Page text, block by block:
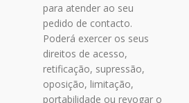
para atender ao seu
pedido de contacto.
Poderá exercer os seus
direitos de acesso,
retificação, supressão,
oposição, limitação,
portabilidade ou revogar o